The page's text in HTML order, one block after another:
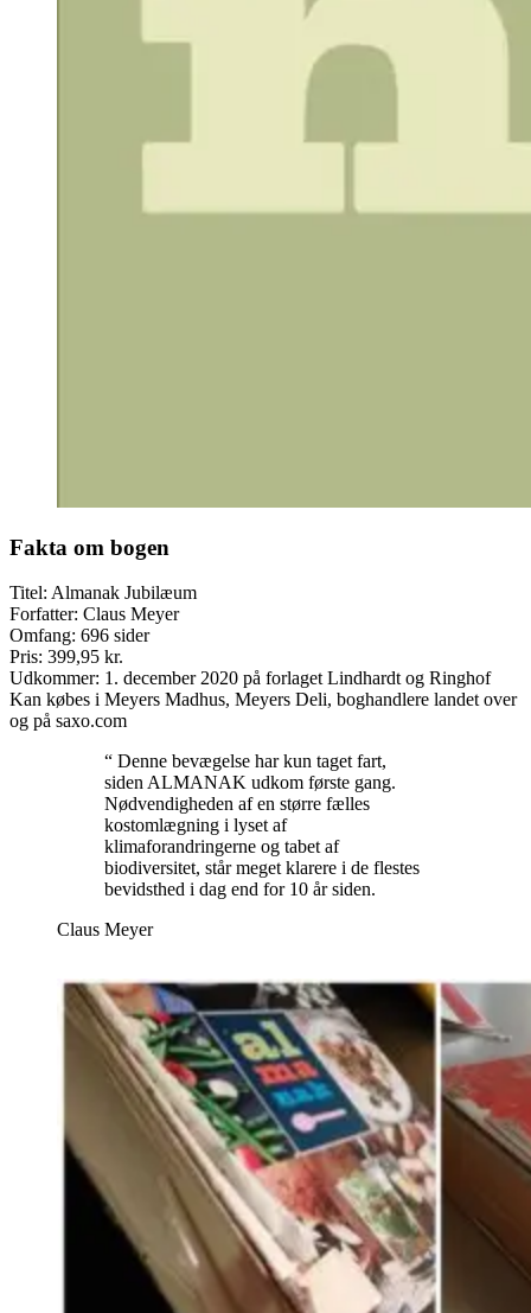
Fakta om bogen
Titel: Almanak Jubilæum
Forfatter: Claus Meyer
Omfang: 696 sider
Pris: 399,95 kr.
Udkommer: 1. december 2020 på forlaget Lindhardt og Ringhof
Kan købes i Meyers Madhus, Meyers Deli, boghandlere landet over
og på saxo.com
“ Denne bevægelse har kun taget fart,
siden ALMANAK udkom første gang.
Nødvendigheden af en større fælles
kostomlægning i lyset af
klimaforandringerne og tabet af
biodiversitet, står meget klarere i de flestes
bevidsthed i dag end for 10 år siden.
Claus Meyer